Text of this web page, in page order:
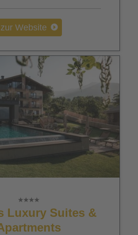
zur Website
Luxury Suites &